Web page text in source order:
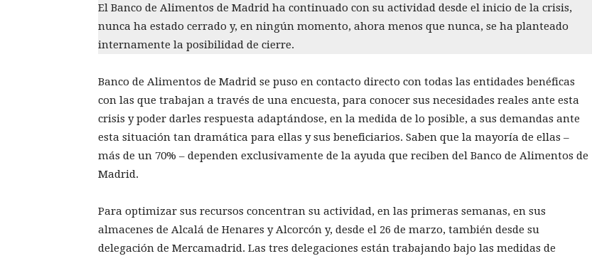
El Banco de Alimentos de Madrid ha continuado con su actividad desde el inicio de la crisis,
nunca ha estado cerrado y, en ningún momento, ahora menos que nunca, se ha planteado
internamente la posibilidad de cierre.
Banco de Alimentos de Madrid se puso en contacto directo con todas las entidades benéficas
con las que trabajan a través de una encuesta, para conocer sus necesidades reales ante esta
crisis y poder darles respuesta adaptándose, en la medida de lo posible, a sus demandas ante
esta situación tan dramática para ellas y sus beneficiarios. Saben que la mayoría de ellas –
más de un 70% – dependen exclusivamente de la ayuda que reciben del Banco de Alimentos de
Madrid.
Para optimizar sus recursos concentran su actividad, en las primeras semanas, en sus
almacenes de Alcalá de Henares y Alcorcón y, desde el 26 de marzo, también desde su
delegación de Mercamadrid. Las tres delegaciones están trabajando bajo las medidas de